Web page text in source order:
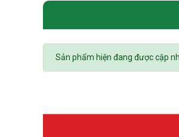
Sản phẩm hiện đang được cập